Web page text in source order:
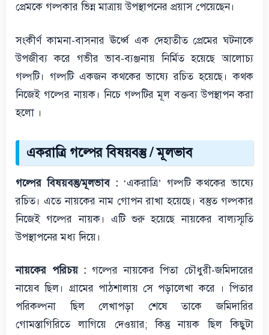
প্রেমকে গল্পকার ভিন্ন মাত্রায় উপস্থাপনের প্রয়াস পেয়েছেন।
সংকীর্ণ কামনা-বাসনার ঊর্ধ্বে এক দেহাতীত প্রেমের ঘটনাকে
উপজীব্য করে গভীর ভাব-ব্যঞ্জনায় নির্মিত হয়েছে আলোচ্য
গল্পটি। গল্পটি একজন কথকের ভাষ্যে রচিত হয়েছে। কথক
নিজেই গল্পের নায়ক। নিচে গল্পটির মূল বক্তব্য উপস্থাপন করা
হলো ।
একরাত্রি গল্পের বিষয়বস্তু / মূলভাব
গল্পের বিষয়বস্তু/মূলভাব : ‘একরাত্রি’ গল্পটি কথকের ভাষ্যে
রচিত। এতে নায়কের নাম গোপন রাখা হয়েছে। বস্তুত গল্পকার
নিজেই গল্পের নায়ক। এটি শুরু হয়েছে নায়কের বাল্যস্মৃতি
উপস্থাপনের মধ্য দিয়ে।
নায়কের পরিচয় : গল্পের নায়কের পিতা চৌধুরী-জমিদারের
নায়েব ছিল। গ্রামের পাঠশালায় সে পড়ালেখা করে । পিতার
পরিকল্পনা ছিল লেখাপড়া শেষে তাকে জমিদারির
গোমস্তাগিরিতে লাগিয়ে দেওয়ার; কিন্তু নায়ক ছিল কিছুটা